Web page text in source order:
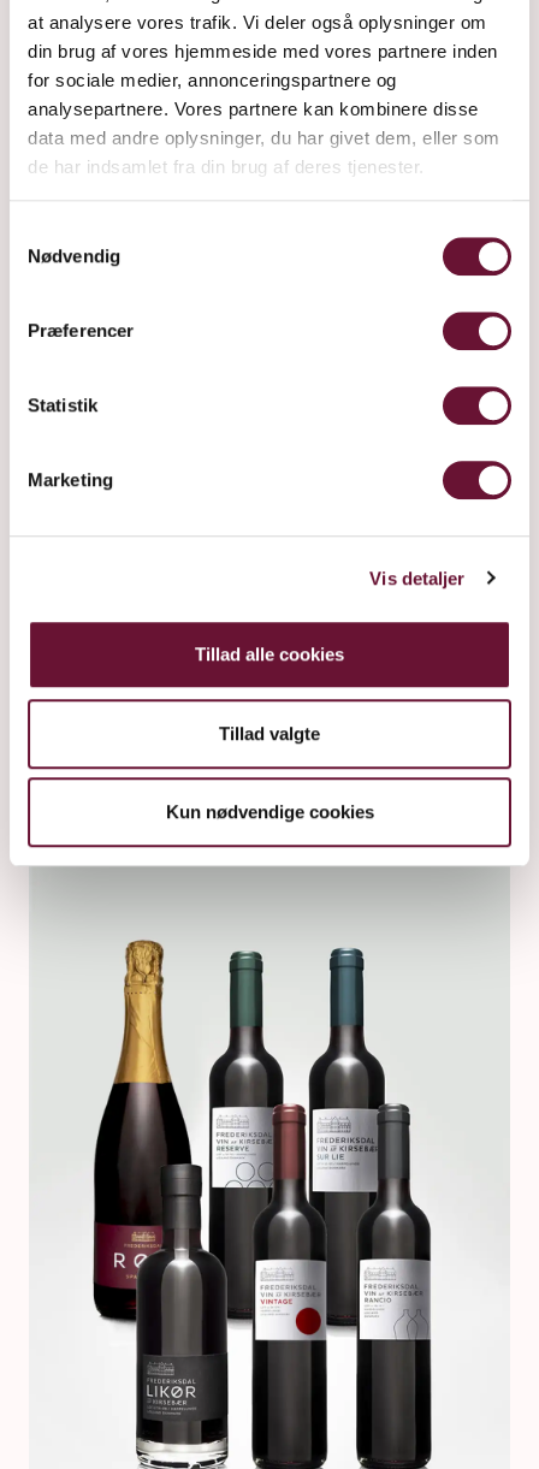
at analysere vores trafik. Vi deler også oplysninger om
din brug af vores hjemmeside med vores partnere inden
for sociale medier, annonceringspartnere og
analysepartnere. Vores partnere kan kombinere disse
data med andre oplysninger, du har givet dem, eller som
de har indsamlet fra din brug af deres tjenester.
Nødvendig
Præferencer
Statistik
Marketing
Vis detaljer
Tillad alle cookies
Tillad valgte
Kun nødvendige cookies
COCKTAIL GESCHENKBOX